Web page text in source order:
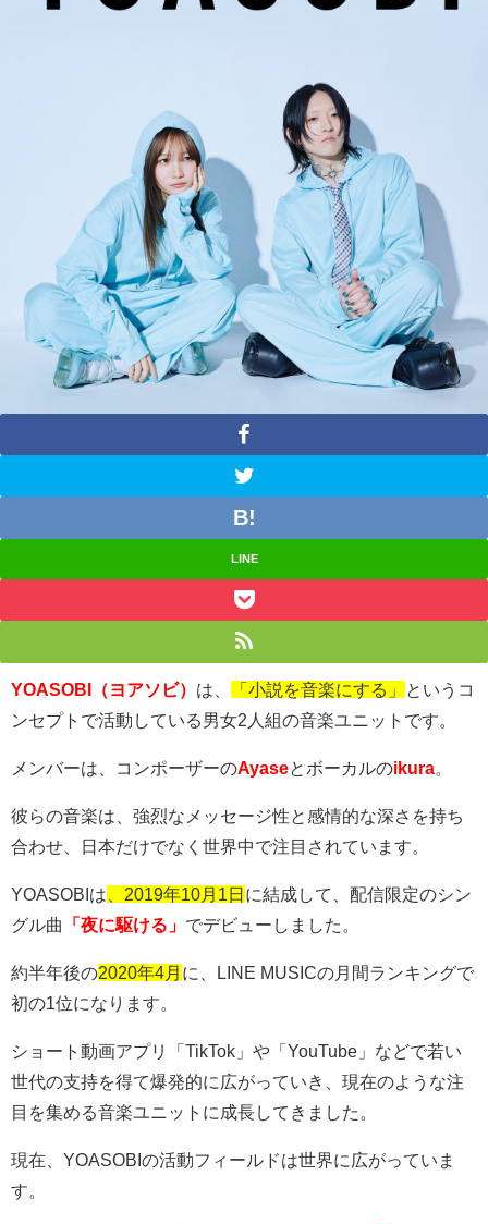
LINE
YOASOBI（ヨアソビ） は、 「小説を音楽にする」
というコ
ンセプトで活動している男女2 人組の音楽ユニットです。
メンバーは、コンポーザーのAyaseとボーカルのikura
彼らの音楽は、強烈なメッセージ性と感情的な深さを持ち
合わせ、日本だけでなく世界中で注目されています。
YOASOBIは 、2019年10月1日に結成して、配信限定のシン
グル曲
「夜に駆ける」 でデビューしました。
約半年後の2020年4月 に、 LINE MUSICの月間ランキングで
初の1位になります。
ショート動画アプリ「TikTok 」や「YouTube 」などで若い
世代の支持を得て爆発的に広がっていき、現在のような注
目を集める音楽ユニットに成長してきました。
現在、 YOASOBIの活動フィールドは世界に広がっていま
す。